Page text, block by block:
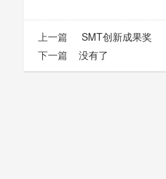
上一篇
SMT创新成果奖
下一篇没有了